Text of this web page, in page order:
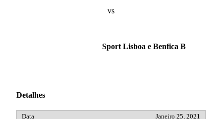
vs
Sport Lisboa e Benfica B
Detalhes
Janeiro 25, 2021